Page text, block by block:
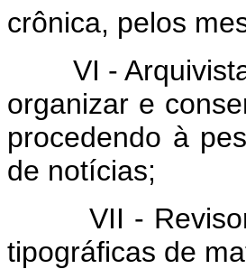
crônica, pelos
VI - Arquivista-
organizar e
procedendo à
de notícias;
VII - Revisor:
tipográficas de